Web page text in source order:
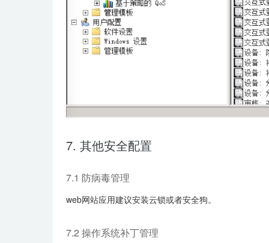
7. 其他安全配置
7.1 防病毒管理
web网站应用建议安装云锁或者安全狗。
7.2 操作系统补丁管理